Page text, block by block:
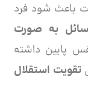
باعث شود فرد
به صورت
پایین داشته
تقویت استقلال